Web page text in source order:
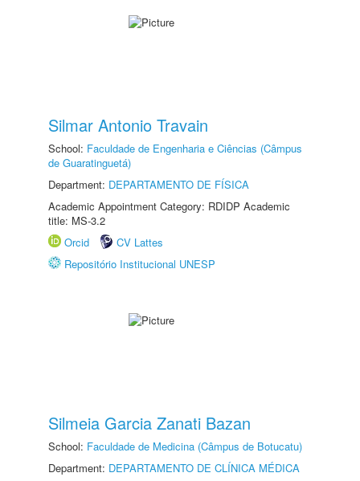
Silmar Antonio Travain
School: Faculdade de Engenharia e Ciências (Câmpus
de Guaratinguetá)
Department: DEPARTAMENTO DE FÍSICA
Academic Appointment Category: RDIDP Academic
title: MS-3.2
Orcid
CV Lattes
Repositório Institucional UNESP
Silmeia Garcia Zanati Bazan
School: Faculdade de Medicina (Câmpus de Botucatu)
Department: DEPARTAMENTO DE CLÍNICA MÉDICA